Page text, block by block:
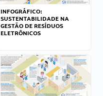
INFOGRÁFICO:
SUSTENTABILIDADE NA
GESTÃO DE RESÍDUOS
ELETRÔNICOS